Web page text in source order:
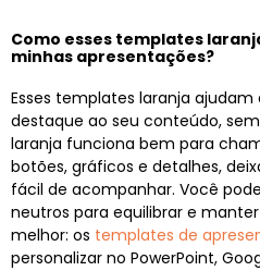
Como esses templates
minhas apresentações?
Esses templates laranja
destaque ao seu conteúdo,
laranja funciona bem para
botões, gráficos e detalhes,
fácil de acompanhar. Você
neutros para equilibrar e
melhor: os templates de
personalizar no PowerPoint,